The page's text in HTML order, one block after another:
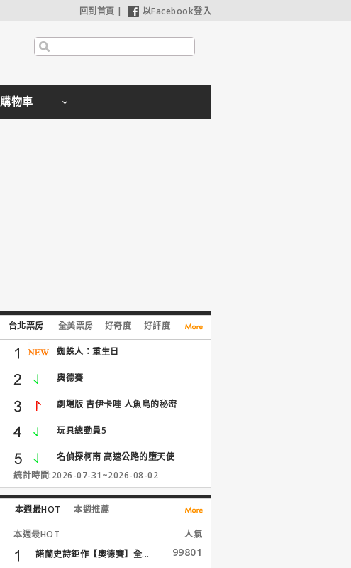
回到首頁 | 以Facebook登入
購物車
台北票房 全美票房 好奇度 好評度
蜘蛛人：重生日
奧德賽
劇場版 吉伊卡哇 人魚島的秘密
玩具總動員5
名偵探柯南 高速公路的墮天使
統計時間:2026-07-31~2026-08-02
本週最HOT 本週推薦
本週最HOT
人氣
諾蘭史詩鉅作【奧德賽】全...
99801